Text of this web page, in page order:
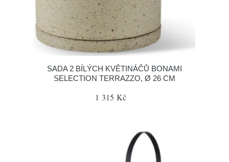
SADA 2 BÍLÝCH KVĚTINÁČŮ BONAMI
SELECTION TERRAZZO, Ø 26 CM
1 315 Kč